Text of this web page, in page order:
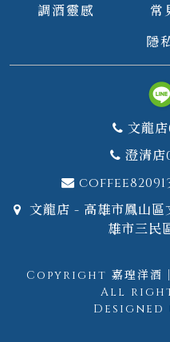
調酒靈感
常
隱
文龍
澄清
文龍店 - 高雄市鳳山
雄市三民
Copyright 嘉瑝洋
All
Designed